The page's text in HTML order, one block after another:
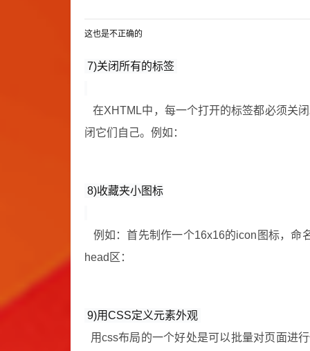
这也是不正确的
7)关闭所有的标签
在XHTML中，每一个打开的标签都必须关
闭它们自己。例如：
8)收藏夹小图标
例如：首先制作一个16x16的icon图标，命
head区：
9)用CSS定义元素外观
用css布局的一个好处是可以批量对页面进